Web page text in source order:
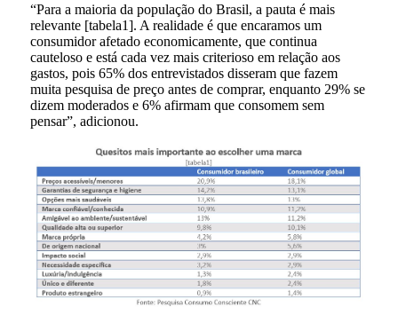
“Para a maioria da população do Brasil, a pauta é mais
relevante [tabela1]. A realidade é que encaramos um
consumidor afetado economicamente, que continua
cauteloso e está cada vez mais criterioso em relação aos
gastos, pois 65% dos entrevistados disseram que fazem
muita pesquisa de preço antes de comprar, enquanto 29% se
dizem moderados e 6% afirmam que consomem sem
pensar”, adicionou.